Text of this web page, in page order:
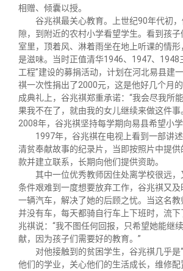
相赠、倾囊以授。
谷兆祺最关心教育。上世纪90年代初
隙，到附近的农村小学看望学生。看到孩
室里，顶着风、淋着雨坐在地上听课的情
是滋味。当时正值清华1946、1947、1948
工程”建设的募捐活动，计划在河北易县建
祺一次性捐出了2000元，这是他好几个月
成典礼上，谷兆祺郑重承诺：“我会尽我所
果我不在了，就由我的女儿继续来做这件事
2008年，谷兆祺坚持每学期向易县希望小学
1997年，谷兆祺在电视上看到一部讲
清贫奉献故事的纪录片，当即按照片中提
款并建立联系，长期向他们提供资助。
其中一位优秀教师因住处离学校很远，
条件艰难到一度想要放弃工作，谷兆祺又
一辆汽车，解决了她的后顾之忧。当这名
并没有车，每天都骑自行车上下班时，流
兆祺说：“我不图任何回报，只希望她能继
献，因为孩子们需要好的教育。”
对他接触到的贫困学生，谷兆祺几乎
他们的学业，关心他们的生活成长，维修